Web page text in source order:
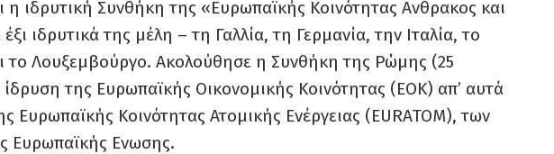
η ιδρυτική Συνθήκη της «Ευρωπαϊκής Κοινότητας Ανθρακος και
ιδρυτικά της μέλη – τη Γαλλία, τη Γερμανία, την Ιταλία, το
το Λουξεμβούργο. Ακολούθησε η Συνθήκη της Ρώμης (25
της Ευρωπαϊκής Οικονομικής Κοινότητας (ΕΟΚ) απ’ αυτά
Ευρωπαϊκής Κοινότητας Ατομικής Ενέργειας (EURATOM), των
Ευρωπαϊκής Ενωσης.